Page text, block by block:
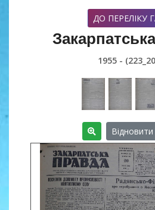
ДО ПЕРЕЛІКУ
1955 -
Відновити